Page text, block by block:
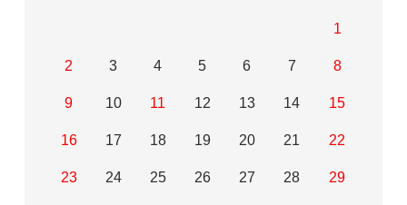
1
2 3 4 5 6 7 8
9 10 11 12 13 14 15
16 17 18 19 20 21 22
23 24 25 26 27 28 29